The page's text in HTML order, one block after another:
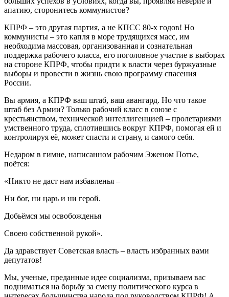
апатию, сторонитесь коммунистов?
КПРФ – это другая партия, а не КПСС 80-х годов! Но
коммунисты – это капля в море трудящихся масс, им
необходима массовая, организованная и сознательная
поддержка рабочего класса, его поголовное участие в выборах
на стороне КПРФ, чтобы придти к власти через буржуазные
выборы и провести в жизнь свою программу спасения
России.
Вы армия, а КПРФ ваш штаб, ваш авангард. Но что такое
штаб без Армии? Только рабочий класс в союзе с
крестьянством, технической интеллигенцией – пролетариями
умственного труда, сплотившись вокруг КПРФ, помогая ей и
контролируя её, может спасти и страну, и самого себя.
Недаром в гимне, написанном рабочим Эженом Потье,
поётся:
«Никто не даст нам избавленья –
Ни бог, ни царь и ни герой.
Добьёмся мы освобожденья
Своею собственной рукой».
Да здравствует Советская власть – власть избранных вами
депутатов!
Мы, ученые, преданные идее социализма, призываем вас
подниматься на борьбу за смену политического курса в